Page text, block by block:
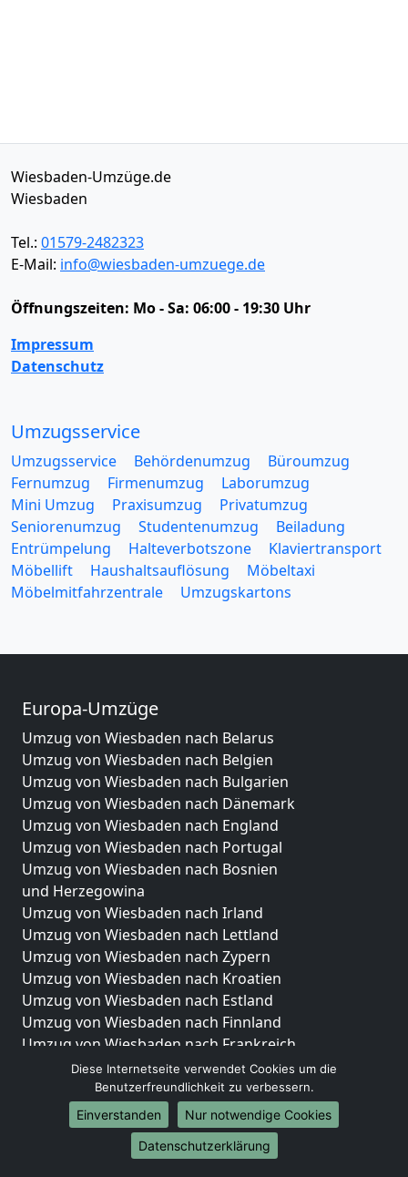
Wiesbaden-Umzüge.de
Wiesbaden
Tel.: 01579-2482323
E-Mail: info@wiesbaden-umzuege.de
Öffnungszeiten: Mo - Sa: 06:00 - 19:30 Uhr
Impressum
Datenschutz
Umzugsservice
Umzugsservice Behördenumzug
Büroumzug
Fernumzug
Firmenumzug
Laborumzug
Mini Umzug
Praxisumzug
Privatumzug
Seniorenumzug
Studentenumzug
Beiladung
Entrümpelung
Halteverbotszone
Klaviertransport
Möbellift
Haushaltsauflösung
Möbeltaxi
Möbelmitfahrzentrale
Umzugskartons
Europa-Umzüge
Umzug von Wiesbaden nach Belarus
Umzug von Wiesbaden nach Belgien
Umzug von Wiesbaden nach Bulgarien
Umzug von Wiesbaden nach Dänemark
Umzug von Wiesbaden nach England
Umzug von Wiesbaden nach Portugal
Umzug von Wiesbaden nach Bosnien
und Herzegowina
Umzug von Wiesbaden nach Irland
Umzug von Wiesbaden nach Lettland
Umzug von Wiesbaden nach Zypern
Umzug von Wiesbaden nach Kroatien
Umzug von Wiesbaden nach Estland
Umzug von Wiesbaden nach Finnland
Umzug von Wiesbaden nach Frankreich
Umzug von Wiesbaden nach Griechenland
Umzug von Wiesbaden nach Italien
Umzug von Wiesbaden nach Liechtenstein
Umzug von Wiesbaden nach Luxemburg
Umzug von Wiesbaden nach Niederlande
Diese Internetseite verwendet Cookies um die
Benutzerfreundlichkeit zu verbessern.
Einverstanden
Nur notwendige Cookies
Datenschutzerklärung